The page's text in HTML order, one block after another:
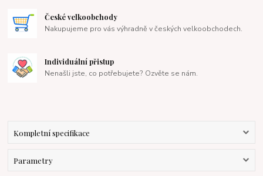
České velkoobchody
Nakupujeme pro vás výhradně v českých velkoobchodech.
Individuální přistup
Nenašli jste, co potřebujete? Ozvěte se nám.
Kompletní specifikace
Parametry